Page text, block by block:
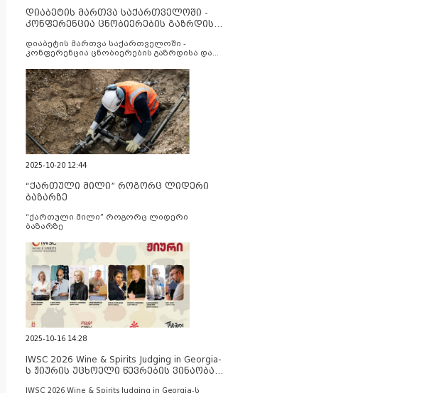
დიაბეტის მართვა საქართველოში -
კონფერენცია ცნობიერების გაზრდისა
დიაბეტის მართვა საქართველოში -
კონფერენცია ცნობიერების გაზრდისა და
2025-10-20 12:44
“ქართული მილი” როგორც ლიდერი
ბაზარზე
“ქართული მილი” როგორც ლიდერი
ბაზარზე
2025-10-16 14:28
IWSC 2026 Wine & Spirits Judging in Georgia-
ს ჟიურის უცხოელი წევრების ვინაობა
IWSC 2026 Wine & Spirits Judging in Georgia-ს